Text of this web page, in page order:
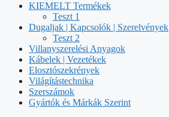
KIEMELT Termékek
Teszt 1
Dugaljak | Kapcsolók | Szerelvények
Teszt 2
Villanyszerelési Anyagok
Kábelek | Vezetékek
Elosztószekrények
Világítástechnika
Szerszámok
Gyártók és Márkák Szerint